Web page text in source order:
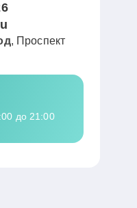
, Проспект
до 21:00